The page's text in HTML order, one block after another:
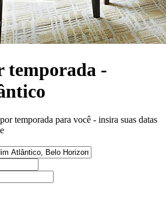
temporada -
temporada para você - insira suas datas